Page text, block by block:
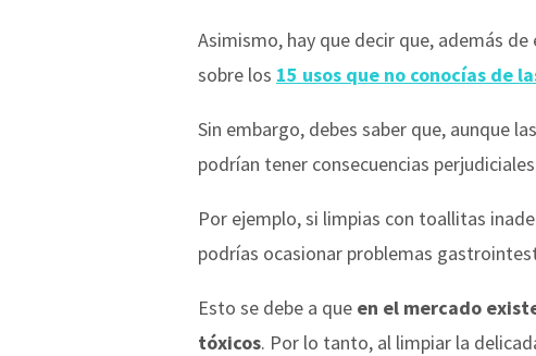
Asimismo, hay que decir que, además
sobre los 15 usos que no conocías de
Sin embargo, debes saber que, aunque
podrían tener consecuencias
Por ejemplo, si limpias con toallitas
podrías ocasionar problemas
Esto se debe a que en el mercado
tóxicos. Por lo tanto, al limpiar la